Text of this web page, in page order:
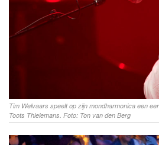
Tim Welvaars speelt op zijn mondharmonica een
Toots Thielemans. Foto: Ton van den Berg